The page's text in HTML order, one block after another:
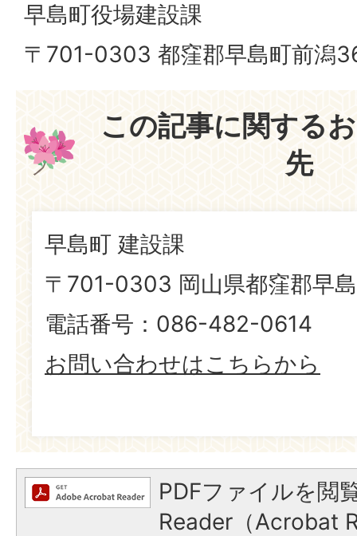
早島町役場建設課
〒701-0303 都窪郡早島町前潟
この記事に関する
先
早島町 建設課
〒701-0303 岡山県都窪郡早
電話番号：086-482-0614
お問い合わせはこちらから
PDFファイルを閲
Reader（Acrobat